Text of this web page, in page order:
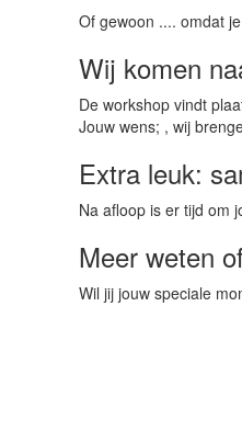
Of gewoon .... omdat
Wij komen
De workshop vindt
Jouw wens; , wij
Extra leuk:
Na afloop is er tijd om
Meer weten
Wil jij jouw speciale